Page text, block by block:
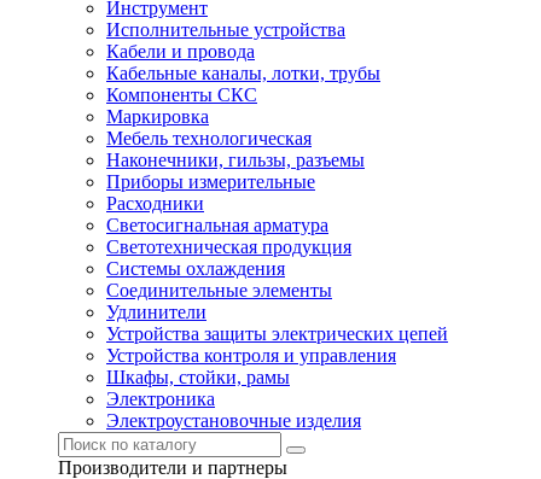
Инструмент
Исполнительные устройства
Кабели и провода
Кабельные каналы, лотки, трубы
Компоненты СКС
Маркировка
Мебель технологическая
Наконечники, гильзы, разъемы
Приборы измерительные
Расходники
Светосигнальная арматура
Светотехническая продукция
Системы охлаждения
Соединительные элементы
Удлинители
Устройства защиты электрических цепей
Устройства контроля и управления
Шкафы, стойки, рамы
Электроника
Электроустановочные изделия
Производители и партнеры